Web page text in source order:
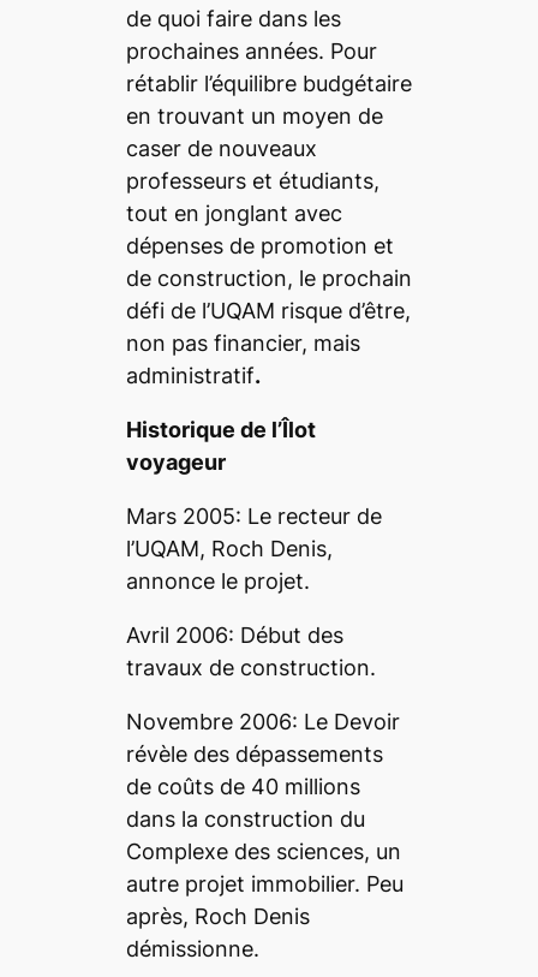
de quoi faire dans les
prochaines années. Pour
rétablir l’équilibre budgétaire
en trouvant un moyen de
caser de nouveaux
professeurs et étudiants,
tout en jonglant avec
dépenses de promotion et
de construction, le prochain
défi de l’UQAM risque d’être,
non pas financier, mais
administratif.
Historique de l’Îlot
voyageur
Mars 2005: Le recteur de
l’UQAM, Roch Denis,
annonce le projet.
Avril 2006: Début des
travaux de construction.
Novembre 2006: Le Devoir
révèle des dépassements
de coûts de 40 millions
dans la construction du
Complexe des sciences, un
autre projet immobilier. Peu
après, Roch Denis
démissionne.